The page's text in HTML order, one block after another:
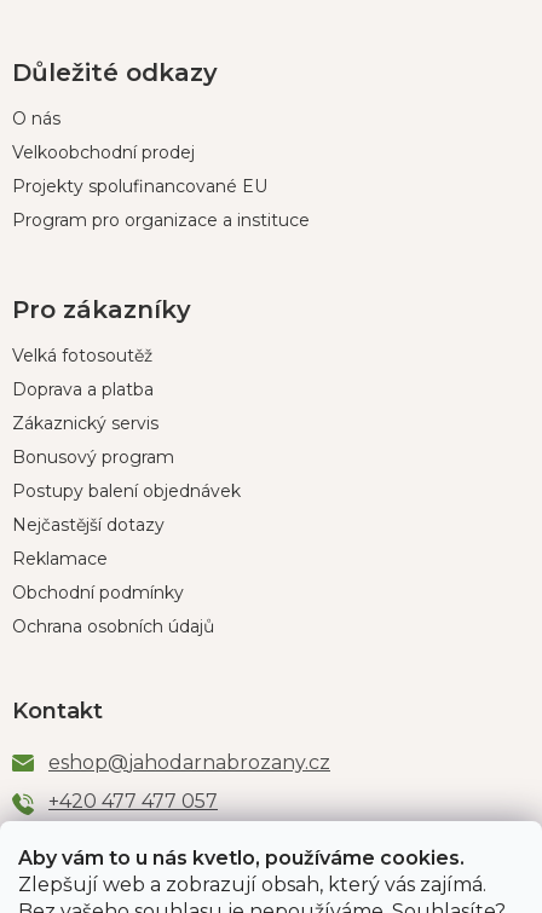
Aby vám to u nás kvetlo, používáme cookies.
Zlepšují web a zobrazují obsah, který vás zajímá.
Důležité odkazy
O nás
Velkoobchodní prodej
Projekty spolufinancované EU
Program pro organizace a instituce
Pro zákazníky
Velká fotosoutěž
Doprava a platba
Zákaznický servis
Bonusový program
Postupy balení objednávek
Nejčastější dotazy
Reklamace
Obchodní podmínky
Ochrana osobních údajů
Kontakt
eshop@jahodarnabrozany.cz
+420 477 477 057
Odběr newsletteru